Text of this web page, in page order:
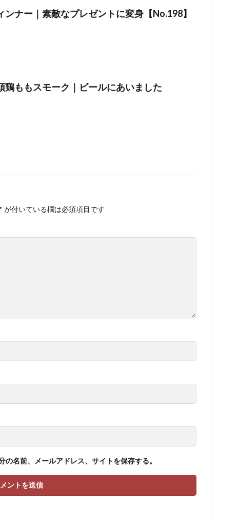
ンナー｜素敵なプレゼントに変身【No.198】
鶏ももスモーク｜ビールにあいました
* が付いている欄は必須項目です
名前、メールアドレス、サイトを保存する。